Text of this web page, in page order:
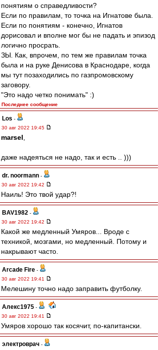
понятиям о справедливости?
Если по правилам, то точка на Игнатове была.
Если по понятиям - конечно, Игнатов
дорисовал и вполне мог бы не падать и эпизод
логично просрать.
ЗЫ. Как, впрочем, по тем же правилам точка
была и на руке Денисова в Краснодаре, когда
мы тут позаходились по газпромовскому
заговору.
"Это надо четко понимать" :)
Последнее сообщение
Los -
30 авг 2022 19:45
marsel
даже надеяться не надо, так и есть .. )))
dr. noormann -
30 авг 2022 19:42
Наиль! Это твой удар?!
BAV1982 -
30 авг 2022 19:42
Какой же медленный Умяров... Вроде с
техникой, мозгами, но медленный. Потому и
накрывают часто.
Arcade Fire -
30 авг 2022 19:41
Мелешину точно надо заправить футболку.
Алекс1975 -
30 авг 2022 19:41
Умяров хорошо так косячит, по-капитански.
электроврач -